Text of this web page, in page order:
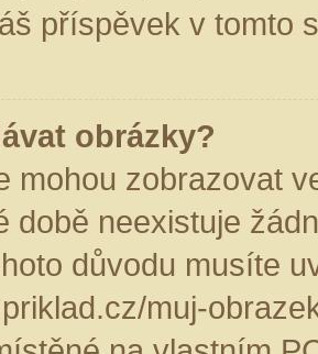
příspěvek v tomto
obrázky?
mohou zobrazovat
době neexistuje
důvodu musíte
muj-